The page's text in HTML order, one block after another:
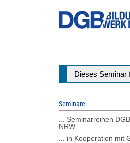
Dieses Seminar
Seminare
... Seminarreihen
NRW
... in Kooperation mit